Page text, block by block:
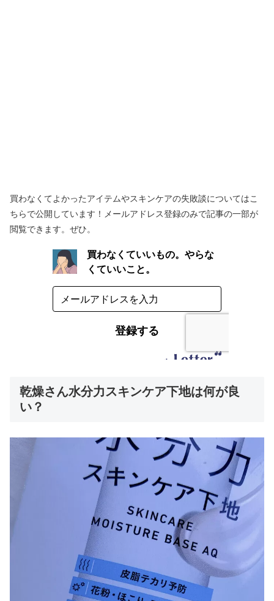
買わなくてよかったアイテムやスキンケアの失敗談についてはこ
ちらで公開しています！メールアドレス登録のみで記事の一部が
閲覧できます。ぜひ。
乾燥さん水分力スキンケア下地は何が良
い？